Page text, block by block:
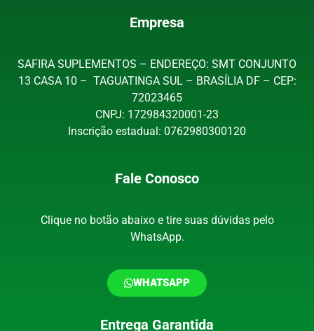
Empresa
SAFIRA SUPLEMENTOS – ENDEREÇO: SMT CONJUNTO
13 CASA 10 – TAGUATINGA SUL – BRASÍLIA DF – CEP:
72023465
CNPJ: 172984320001-23
Inscrição estadual: 0762980300120
Fale Conosco
Clique no botão abaixo e tire suas dúvidas pelo
WhatsApp.
WHATSAPP
Entrega Garantida